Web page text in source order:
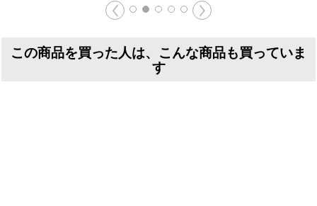
この商品を買った人は、こんな商品も買っていま
す